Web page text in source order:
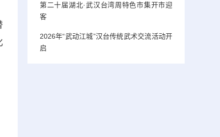
第二十届湖北·武汉台湾周特色市集开市迎
客
2026年“武动江城”汉台传统武术交流活动开
启